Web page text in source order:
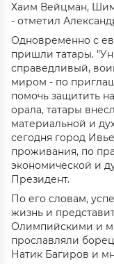
Хаим Вейцман,
- отметил
Одновременно с
пришли татары.
справедливый,
миром - по
помочь защитить
орала, татары
материальной и
сегодня город
проживания, по
экономической и
Президент.
По его словам,
жизнь и
Олимпийскими и
прославляли
Натик Багиров и